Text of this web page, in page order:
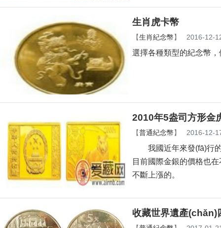
生肖虎卡幣
【生肖紀念幣】 2016-12-
選擇各種類型的紀念幣，
2010年5盎司方形金
【普通紀念幣】 2016-12-
我國近年來發(fā)行的
目前國際金銀的價格也在
不斷上漲的。
收藏世界遺產(chǎn)